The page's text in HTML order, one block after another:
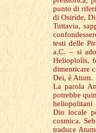
punto di
di Osiride,
Tuttavia,
testi delle
a.C. – si
Helioplolis,
dimenticare
Dei, è Atum.
La parola
potrebbe
heliopolitani
Dio locale
cosmica.
traduce